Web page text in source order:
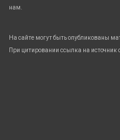
нам.
На сайте могут быть опубликованы
При цитировании ссылка на источник